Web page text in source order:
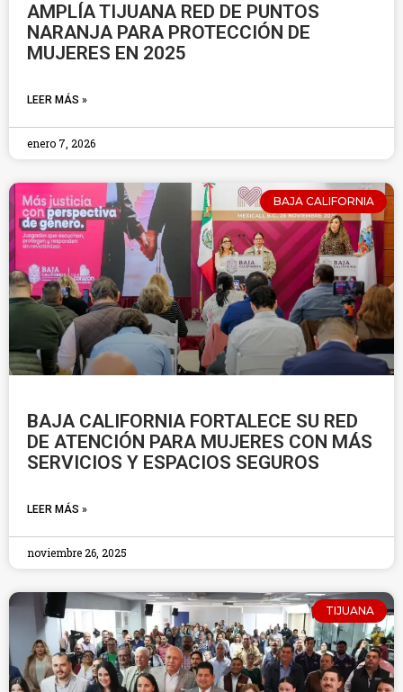
AMPLÍA TIJUANA RED DE PUNTOS
NARANJA PARA PROTECCIÓN DE
MUJERES EN 2025
LEER MÁS »
enero 7, 2026
BAJA CALIFORNIA
BAJA CALIFORNIA FORTALECE SU RED
DE ATENCIÓN PARA MUJERES CON MÁS
SERVICIOS Y ESPACIOS SEGUROS
LEER MÁS »
noviembre 26, 2025
TIJUANA